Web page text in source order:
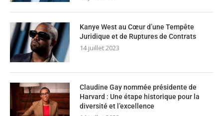
Kanye West au Cœur d’une Tempête
Juridique et de Ruptures de Contrats
14 juillet 2023
Claudine Gay nommée présidente de
Harvard : Une étape historique pour la
diversité et l’excellence